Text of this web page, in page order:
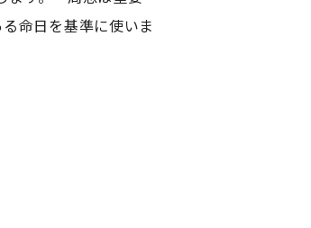
命日を基準に使いま